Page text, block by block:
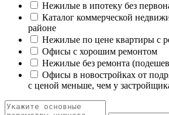
Нежилые в ипотеку без
Каталог коммерческой
районе
Нежилые по цене квартиры с
Офисы с хорошим ремонтом
Нежилые без ремонта
Офисы в новостройках от
с ценой меньше, чем у